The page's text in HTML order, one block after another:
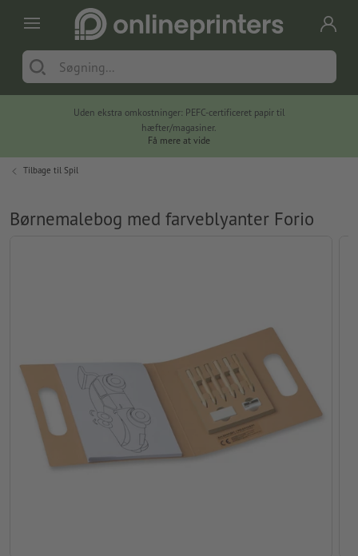
Uden ekstra omkostninger: PEFC-certificeret papir til
hæfter/magasiner.
Få mere at vide
Tilbage til Spil
Børnemalebog med farveblyanter Forio